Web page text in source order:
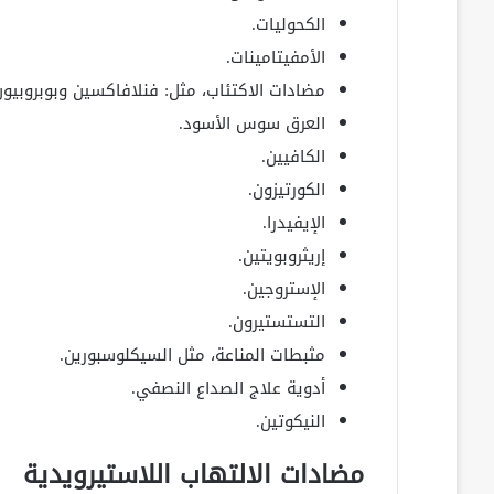
الكحوليات.
الأمفيتامينات.
مضادات الاكتئاب، مثل: فنلافاكسين
العرق سوس الأسود.
الكافيين.
الكورتيزون.
الإيفيدرا.
إريثروبويتين.
الإستروجين.
التستستيرون.
مثبطات المناعة، مثل السيكلوسبورين.
أدوية علاج الصداع النصفي.
النيكوتين.
مضادات الالتهاب اللاستيرويدية